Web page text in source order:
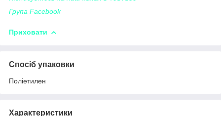
Група Facebook
Приховати
Спосіб упаковки
Поліетилен
Характеристики